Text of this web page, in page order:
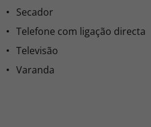
Secador
Telefone com ligação directa
Televisão
Varanda